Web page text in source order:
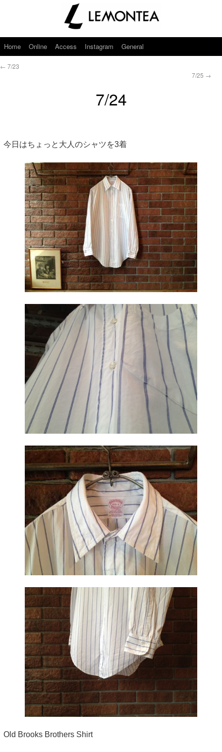
Home Online Access Instagram General
← 7/23
7/25 →
7/24
今日はちょっと大人のシャツを3着
Old Brooks Brothers Shirt